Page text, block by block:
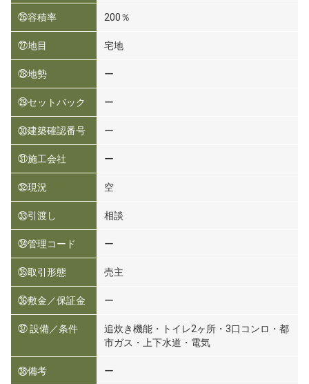
㉖容積率 200％
㉗地目 宅地
㉘地勢 ー
㉙セットバック ー
㉚建築確認番号 ー
㉛施工会社 ー
㉜現況 空
㉝引渡し 相談
㉞管理コード ー
㉟取引形態 売主
㊱敷金／保証金 ー
㊲ 設備／条件
追炊き機能・トイレ2ヶ所・3口コンロ・都
市ガス・上下水道・電気
㊳備考 ー